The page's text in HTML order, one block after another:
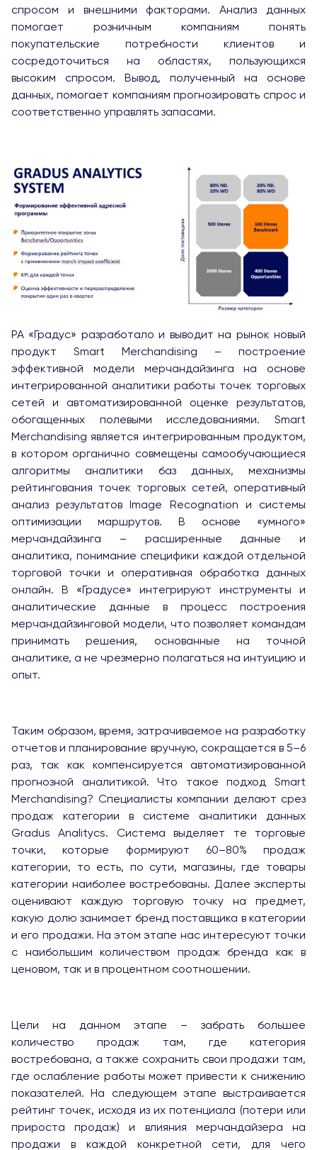
спросом и внешними факторами. Анализ данных
помогает розничным компаниям понять
покупательские потребности клиентов и
сосредоточиться на областях, пользующихся
высоким спросом. Вывод, полученный на основе
данных, помогает компаниям прогнозировать спрос и
соответственно управлять запасами.
РА «Градус» разработало и выводит на рынок новый
продукт Smart Merchandising – построение
эффективной модели мерчандайзинга на основе
интегрированной аналитики работы точек торговых
сетей и автоматизированной оценке результатов,
обогащенных полевыми исследованиями. Smart
Merchandising является интегрированным продуктом,
в котором органично совмещены самообучающиеся
алгоритмы аналитики баз данных, механизмы
рейтингования точек торговых сетей, оперативный
анализ результатов Image Recognation и системы
оптимизации маршрутов. В основе «умного»
мерчандайзинга – расширенные данные и
аналитика, понимание специфики каждой отдельной
торговой точки и оперативная обработка данных
онлайн. В «Градусе» интегрируют инструменты и
аналитические данные в процесс построения
мерчандайзинговой модели, что позволяет командам
принимать решения, основанные на точной
аналитике, а не чрезмерно полагаться на интуицию и
опыт.
Таким образом, время, затрачиваемое на разработку
отчетов и планирование вручную, сокращается в 5–6
раз, так как компенсируется автоматизированной
прогнозной аналитикой. Что такое подход Smart
Merchandising? Специалисты компании делают срез
продаж категории в системе аналитики данных
Gradus Analitycs. Система выделяет те торговые
точки, которые формируют 60–80% продаж
категории, то есть, по сути, магазины, где товары
категории наиболее востребованы. Далее эксперты
оценивают каждую торговую точку на предмет,
какую долю занимает бренд поставщика в категории
и его продажи. На этом этапе нас интересуют точки
с наибольшим количеством продаж бренда как в
ценовом, так и в процентном соотношении.
Цели на данном этапе – забрать большее
количество продаж там, где категория
востребована, а также сохранить свои продажи там,
где ослабление работы может привести к снижению
показателей. На следующем этапе выстраивается
рейтинг точек, исходя из их потенциала (потери или
прироста продаж) и влияния мерчандайзера на
продажи в каждой конкретной сети, для чего